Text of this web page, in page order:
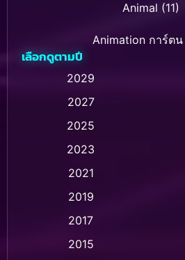
Animal (11)
Animation การ์ตูน
Animation การ์ตูน
Animation การ์ตูน
Animation แอนิเมชั
Animation แอนิเมชั่
เลือกดูตามปี
2029
2027
2025
2023
2021
2019
2017
2015